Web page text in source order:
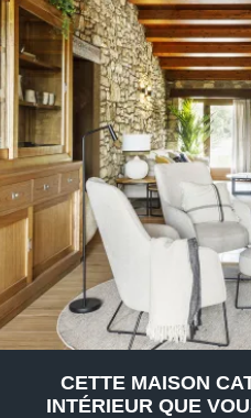
CETTE MAISON
INTÉRIEUR QUE